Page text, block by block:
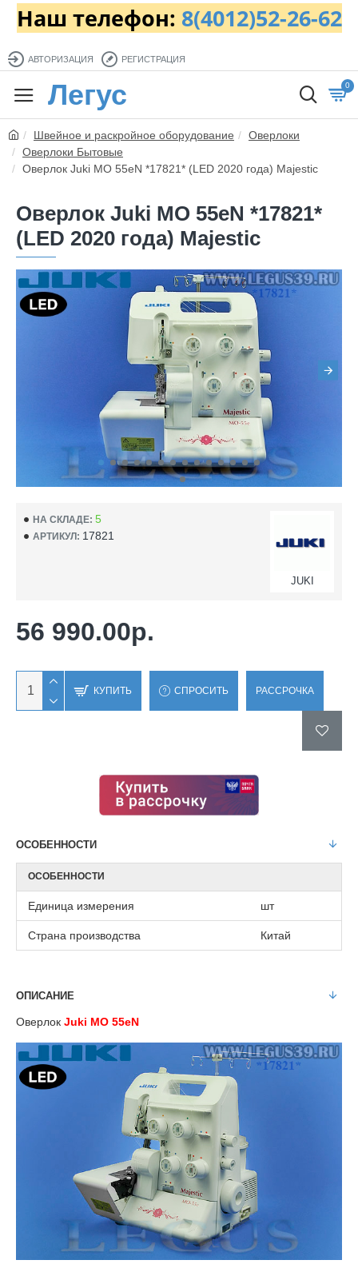
Наш телефон: 8(4012)52-26-62
АВТОРИЗАЦИЯ РЕГИСТРАЦИЯ
Легус 0
Швейное и раскройное оборудование
Оверлоки
Оверлоки Бытовые
Оверлок Juki MO 55eN *17821* (LED 2020 года) Majestic
Оверлок Juki MO 55eN *17821*
(LED 2020 года) Majestic
НА СКЛАДЕ: 5
АРТИКУЛ: 17821
JUKI
56 990.00р.
КУПИТЬ СПРОСИТЬ РАССРОЧКА
ОСОБЕННОСТИ
ОСОБЕННОСТИ
Единица измерения шт
Страна производства Китай
ОПИСАНИЕ
Оверлок Juki MO 55eN